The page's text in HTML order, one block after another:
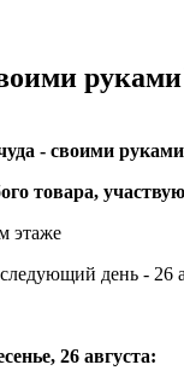
- своими
товара,
этаже
день - 26
26 августа: